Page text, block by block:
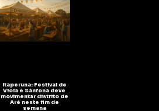
Itaperuna: Festival de
Viola e Sanfona deve
movimentar distrito de
Aré neste fim de
semana